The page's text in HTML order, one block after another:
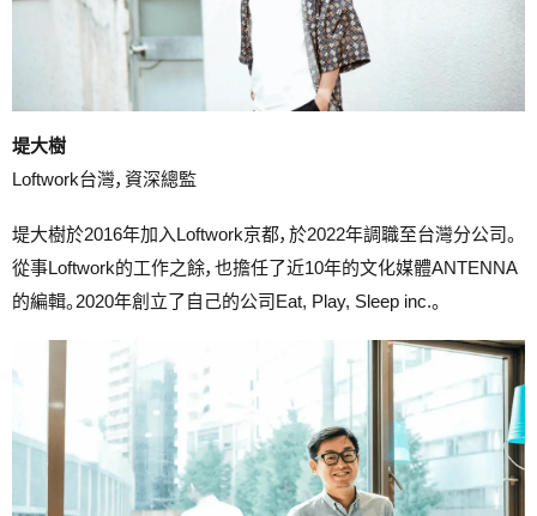
堤大樹
Loftwork台灣，資深總監
堤大樹於2016年加入Loftwork京都，於2022年調職至台灣分公司。
從事Loftwork的工作之餘，也擔任了近10年的文化媒體ANTENNA
的編輯。2020年創立了自己的公司Eat, Play, Sleep inc.。